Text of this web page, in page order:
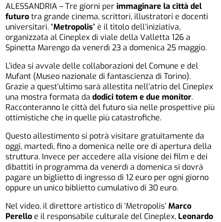
ALESSANDRIA – Tre giorni perimmaginare la città del
futurotra grande cinema, scrittori, illustratori e docenti
universitari. “Metropolis” è il titolo dell’iniziativa,
organizzata al Cineplex di viale della Valletta 126 a
Spinetta Marengo da venerdì 23 a domenica 25 maggio.
L’idea si avvale delle collaborazioni del Comune e del
Mufant (Museo nazionale di fantascienza di Torino).
Grazie a quest’ultimo sarà allestita nell’atrio del Cineplex
una mostra formata dadodici totem e due monitor.
Racconteranno le città del futuro sia nelle prospettive più
ottimistiche che in quelle più catastrofiche.
Questo allestimento si potrà visitare gratuitamente da
oggi, martedì, fino a domenica nelle ore di apertura della
struttura. Invece per accedere alla visione dei film e dei
dibattiti in programma da venerdì a domenica si dovrà
pagare un biglietto di ingresso di 12 euro per ogni giorno
oppure un unico biblietto cumulativo di 30 euro.
Nel video, il direttore artistico di ‘Metropolis’Marco
Perello e il responsabile culturale del Cineplex, Leonardo